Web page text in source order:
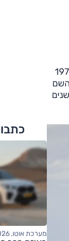
הקומפקטיות, פחות או יותר מאז שהוצגה לראשונה אי שם בשנת 1974
שנים
מערכת אוטו, 06/08/2026